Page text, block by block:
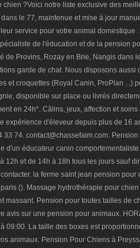
chien ?Voici notre liste exclusive des
le 77, maintenue et mise à jour
service pour votre animal domestique
de l'éducation et de la pension
de Provins, Rozay en Brie, Nangis dans
garde de chat. Nous disposons aussi
et croquettes (Royal Canin, ProPlan ...)
disponible sur place ou livrés
en 24h*. Câlins, jeux, affection et soins
expérience d'éleveur depuis plus de 16
33 74. contact@chassefaim.com.
d'un éducateur canin
12h et de 14h à 18h tous les jours sauf
la ferme saint jean pension pour
(). Massage hydrothérapie pour chien
massant. Pension pour toutes tailles de
avis sur une pension pour animaux.
à 09:00. La taille des boxes est
animaux. Pension Pour Chiens à